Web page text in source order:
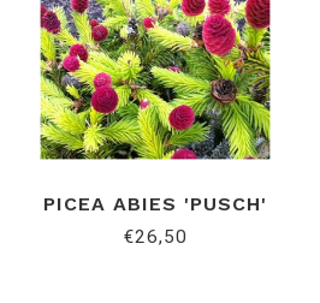
PICEA ABIES 'PUSCH'
€26,50